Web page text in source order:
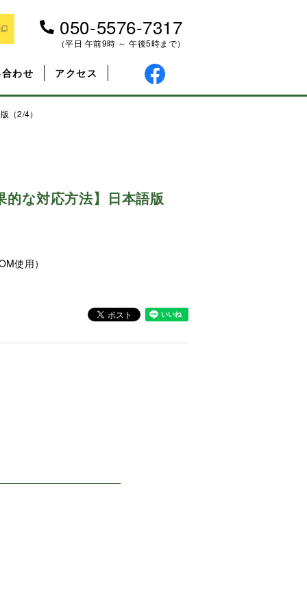
050-5576-7317
（平日 午前9時 ～ 午後5時まで）
わせ アクセス
（2/4）
な対応方法】日本語版
使用）